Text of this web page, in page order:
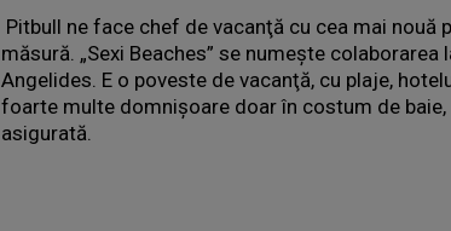
Pitbull ne face chef de vacanţă cu cea mai nouă
măsură. „Sexi Beaches” se numeşte
Angelides. E o poveste de vacanţă, cu plaje,
foarte multe domnişoare doar în costum de
asigurată.